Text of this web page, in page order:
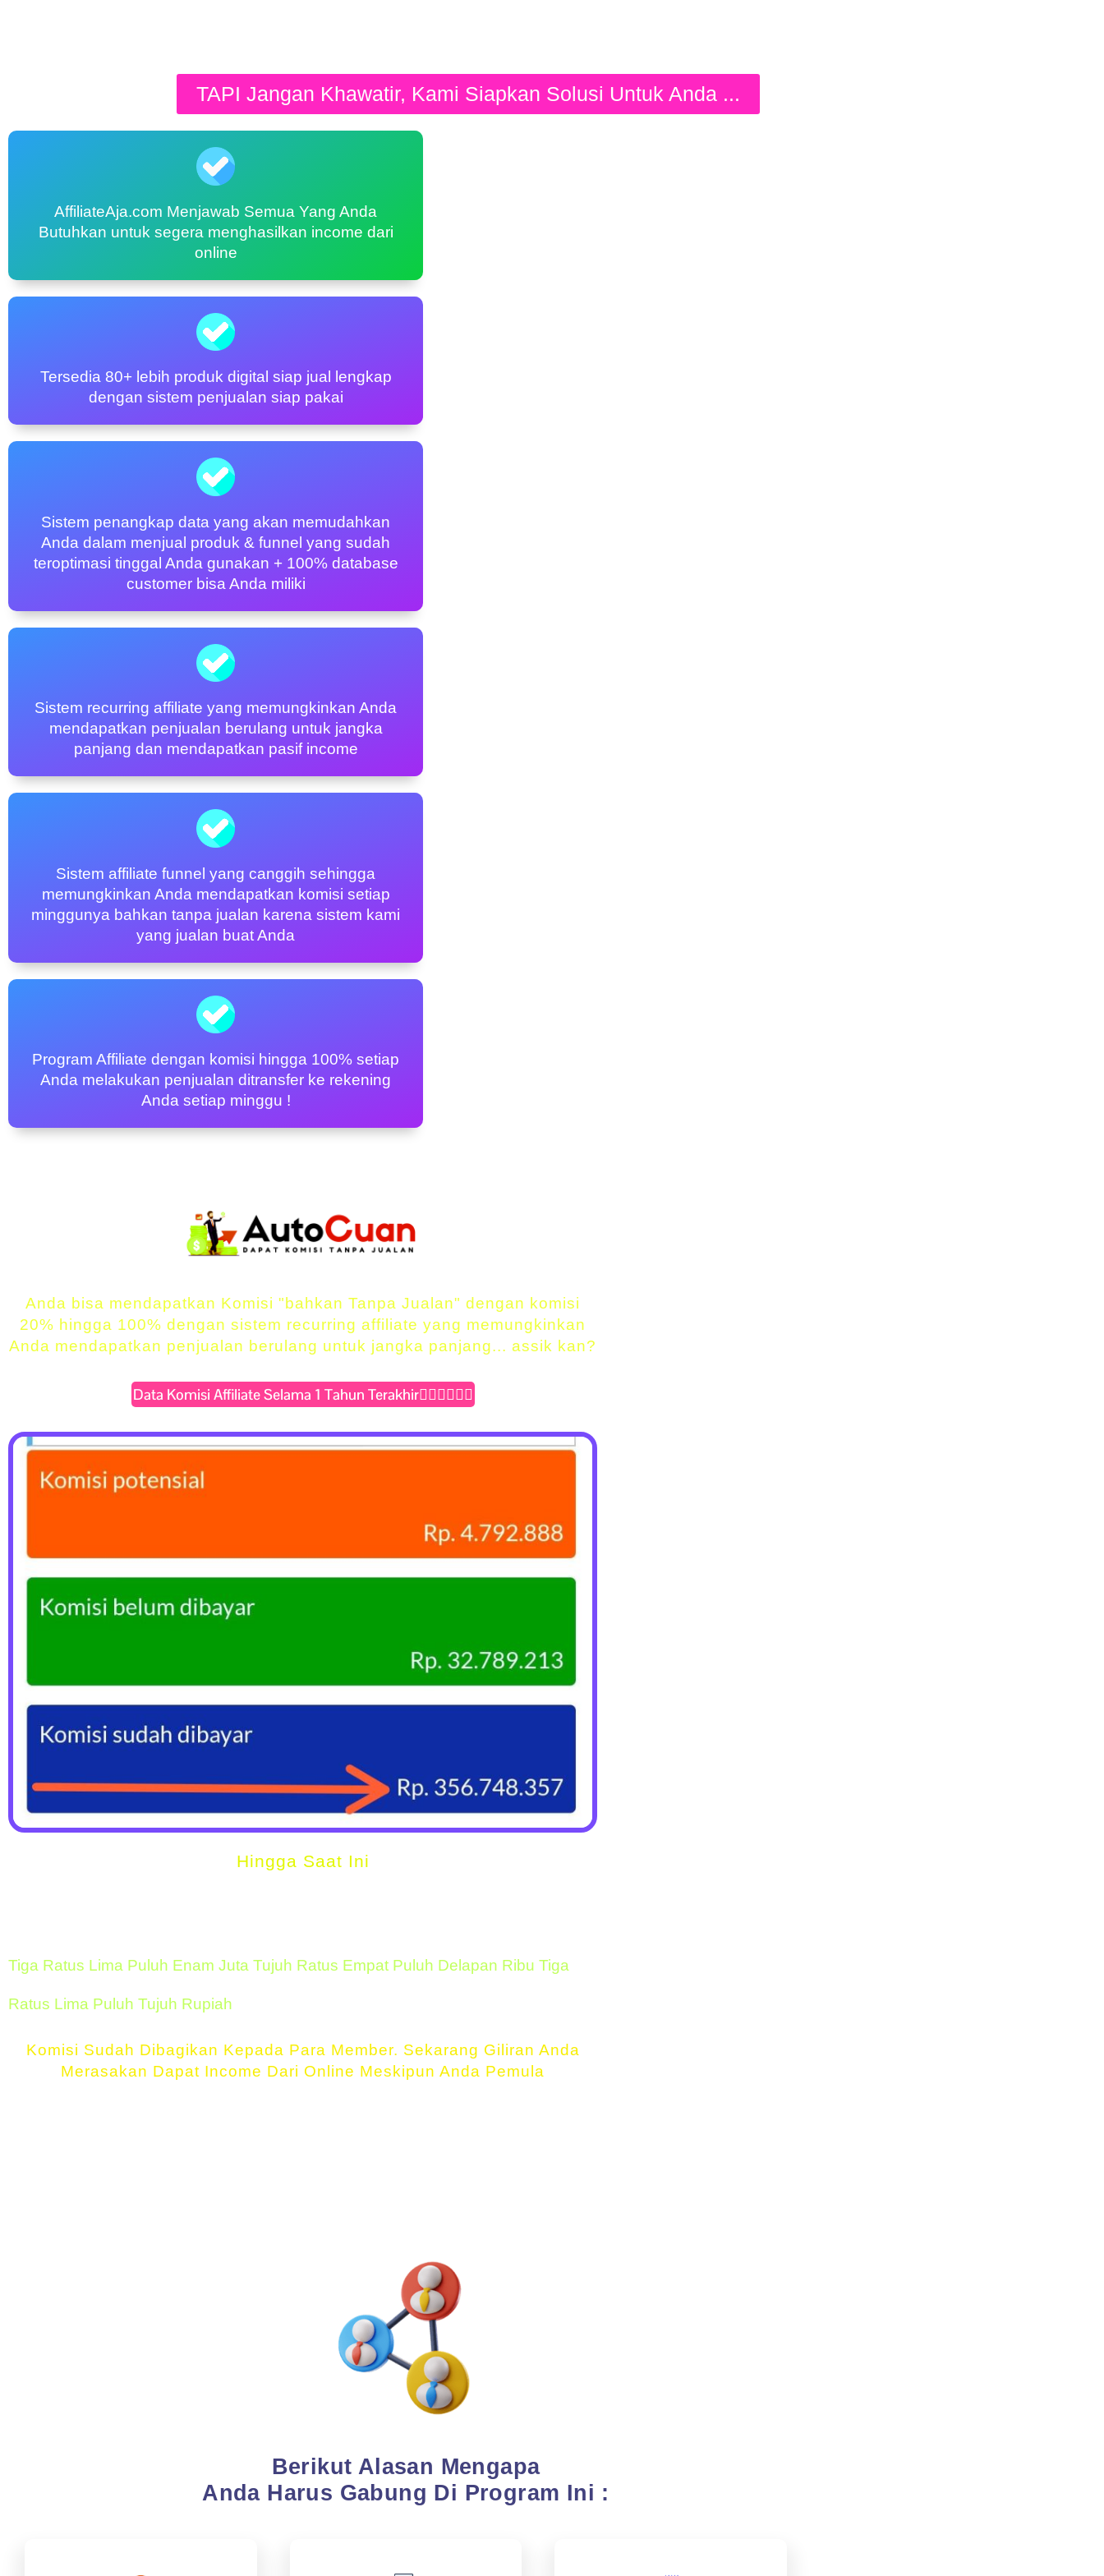
TAPI Jangan Khawatir, Kami Siapkan Solusi Untuk Anda ...
AffiliateAja.com Menjawab Semua Yang Anda
Butuhkan untuk segera menghasilkan income dari
online
Tersedia 80+ lebih produk digital siap jual lengkap
dengan sistem penjualan siap pakai
Sistem penangkap data yang akan memudahkan
Anda dalam menjual produk & funnel yang sudah
teroptimasi tinggal Anda gunakan + 100% database
customer bisa Anda miliki
Sistem recurring affiliate yang memungkinkan Anda
mendapatkan penjualan berulang untuk jangka
panjang dan mendapatkan pasif income
Sistem affiliate funnel yang canggih sehingga
memungkinkan Anda mendapatkan komisi setiap
minggunya bahkan tanpa jualan karena sistem kami
yang jualan buat Anda
Program Affiliate dengan komisi hingga 100% setiap
Anda melakukan penjualan ditransfer ke rekening
Anda setiap minggu !
Anda bisa mendapatkan Komisi "bahkan Tanpa Jualan" dengan komisi
20% hingga 100% dengan sistem recurring affiliate yang memungkinkan
Anda mendapatkan penjualan berulang untuk jangka panjang... assik kan?
Data Komisi Affiliate Selama 1 Tahun Terakhir👇🏻👇🏻👇🏻
Hingga Saat Ini
Tiga Ratus Lima Puluh Enam Juta Tujuh Ratus Empat Puluh Delapan Ribu Tiga
Ratus Lima Puluh Tujuh Rupiah
Komisi Sudah Dibagikan Kepada Para Member. Sekarang Giliran Anda
Merasakan Dapat Income Dari Online Meskipun Anda Pemula
Berikut Alasan Mengapa
Anda Harus Gabung Di Program Ini :